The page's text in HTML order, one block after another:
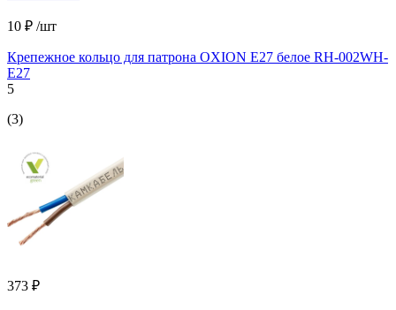
10 ₽ /шт
Крепежное кольцо для патрона OXION Е27 белое RH-002WH-
E27
5
(3)
373 ₽